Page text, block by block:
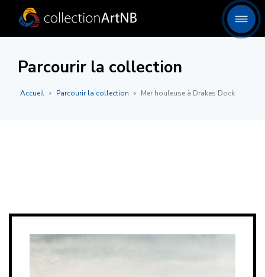
Parcourir la collection
Accueil Parcourir la collection Mer houleuse à Drakes Dock